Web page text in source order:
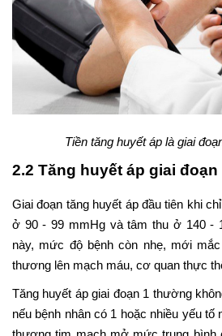
Tiền tăng huyết áp là giai
2.2 Tăng huyết áp giai đoạn
Giai đoạn tăng huyết áp đầu tiên khi
ở 90 - 99 mmHg và tâm thu ở 140 -
này, mức độ bệnh còn nhẹ, mới
thương lên mạch máu, cơ quan thực
Tăng huyết áp giai đoạn 1 thường
nếu bệnh nhân có 1 hoặc nhiều yếu